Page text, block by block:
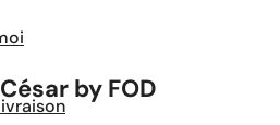
by FOD